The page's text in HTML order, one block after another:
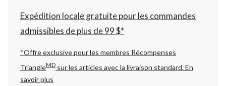
Expédition locale gratuite pour les commandes
admissibles de plus de 99 $*
*Offre exclusive pour les membres Récompenses
TriangleMD sur les articles avec la livraison standard.En
savoir plus